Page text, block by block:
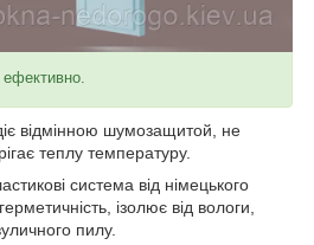
відмінною шумозащитой, не
теплу температуру.
система від німецького
ізолює від вологи,
пилу.